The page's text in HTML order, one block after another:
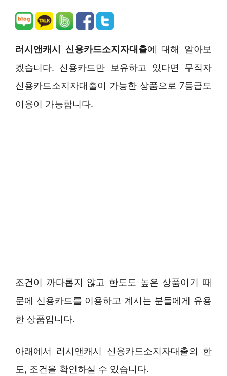
러시앤캐시 신용카드소지자대출에 대해 알아보
겠습니다. 신용카드만 보유하고 있다면 무직자
신용카드소지자대출이 가능한 상품으로 7등급도
이용이 가능합니다.
조건이 까다롭지 않고 한도도 높은 상품이기 때
문에 신용카드를 이용하고 계시는 분들에게 유용
한 상품입니다.
아래에서 러시앤캐시 신용카드소지자대출의 한
도, 조건을 확인하실 수 있습니다.